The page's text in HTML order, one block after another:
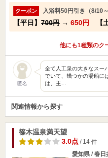
クーポン 入浴料50円引き（8/10
【平日】 700円 → 650円 【
他にも1種類のク
匿名
全て人工泉の大きなスー
でいて、幾つかの湯船に
は、主…
関連情報から探す
篠木温泉満天望
3.0点/ 14 件
愛知県 / 春日